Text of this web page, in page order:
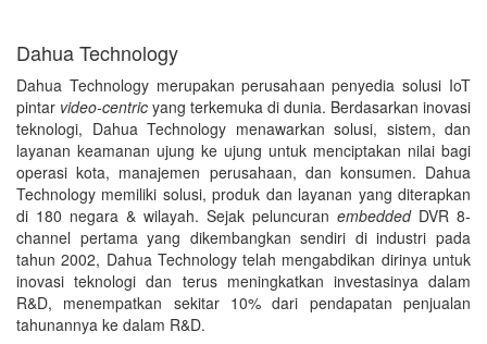
Dahua Technology
Dahua Technology merupakan perusahaan penyedia solusi IoT
pintar video-centric yang terkemuka di dunia. Berdasarkan inovasi
teknologi, Dahua Technology menawarkan solusi, sistem, dan
layanan keamanan ujung ke ujung untuk menciptakan nilai bagi
operasi kota, manajemen perusahaan, dan konsumen. Dahua
Technology memiliki solusi, produk dan layanan yang diterapkan
di 180 negara & wilayah. Sejak peluncuran embeddedDVR 8-
channel pertama yang dikembangkan sendiri di industri pada
tahun 2002, Dahua Technology telah mengabdikan dirinya untuk
inovasi teknologi dan terus meningkatkan investasinya dalam
R&D, menempatkan sekitar 10% dari pendapatan penjualan
tahunannya ke dalam R&D.